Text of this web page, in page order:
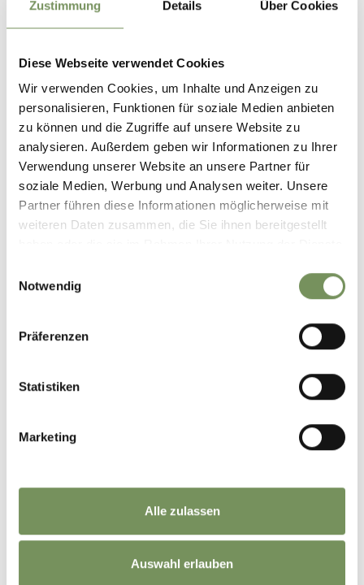
Zustimmung Details Über Cookies
Diese Webseite verwendet Cookies
Wir verwenden Cookies, um Inhalte und Anzeigen zu
personalisieren, Funktionen für soziale Medien anbieten
zu können und die Zugriffe auf unsere Website zu
analysieren. Außerdem geben wir Informationen zu Ihrer
Verwendung unserer Website an unsere Partner für
soziale Medien, Werbung und Analysen weiter. Unsere
Partner führen diese Informationen möglicherweise mit
weiteren Daten zusammen, die Sie ihnen bereitgestellt
Notwendig
Präferenzen
Statistiken
Marketing
Alle zulassen
Auswahl erlauben
LIVING LARCHER
Tel.
+39 328 7317345
Falzebenerstraße 181A 39010 Hafling
backoffice@avidea.eu
MEHR LESEN